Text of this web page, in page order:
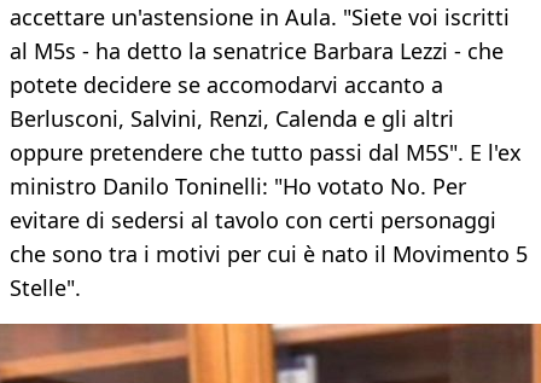
accettare un'astensione in Aula. "Siete voi iscritti
al M5s - ha detto la senatrice Barbara Lezzi - che
potete decidere se accomodarvi accanto a
Berlusconi, Salvini, Renzi, Calenda e gli altri
oppure pretendere che tutto passi dal M5S". E l'ex
ministro Danilo Toninelli: "Ho votato No. Per
evitare di sedersi al tavolo con certi personaggi
che sono tra i motivi per cui è nato il Movimento 5
Stelle".